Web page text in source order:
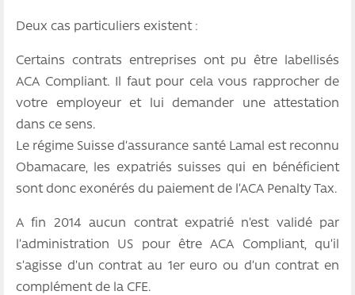
Deux cas particuliers existent :
Certains contrats entreprises ont pu être labellisés
ACA Compliant. Il faut pour cela vous rapprocher de
votre employeur et lui demander une attestation
dans ce sens.
Le régime Suisse d’assurance santé Lamal est reconnu
Obamacare, les expatriés suisses qui en bénéficient
sont donc exonérés du paiement de l’ACA Penalty Tax.
A fin 2014 aucun contrat expatrié n’est validé par
l’administration US pour être ACA Compliant, qu’il
s’agisse d’un contrat au 1er euro ou d’un contrat en
complément de la CFE.